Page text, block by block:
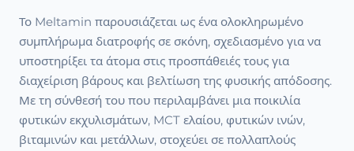
Το Meltamin παρουσιάζεται ως ένα ολοκληρωμένο
συμπλήρωμα διατροφής σε σκόνη, σχεδιασμένο για να
υποστηρίξει τα άτομα στις προσπάθειές τους για
διαχείριση βάρους και βελτίωση της φυσικής απόδοσης.
Με τη σύνθεσή του που περιλαμβάνει μια ποικιλία
φυτικών εκχυλισμάτων, MCT ελαίου, φυτικών ινών,
βιταμινών και μετάλλων, στοχεύει σε πολλαπλούς